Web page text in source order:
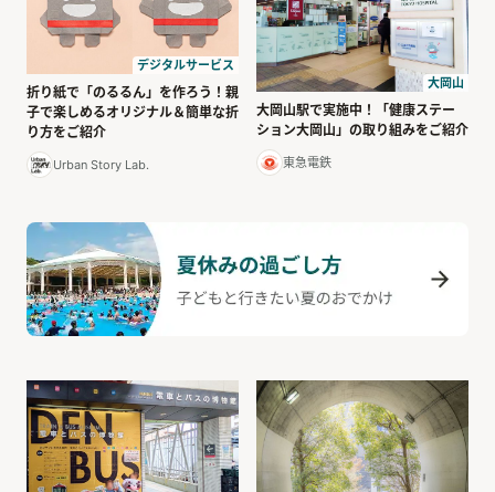
デジタルサービス
折り紙で「のるるん」を作ろう！親
子で楽しめるオリジナル＆簡単な折
り方をご紹介
Urban Story Lab.
大岡山
大岡山駅で実施中！「健康ステー
ション大岡山」の取り組みをご紹介
東急電鉄